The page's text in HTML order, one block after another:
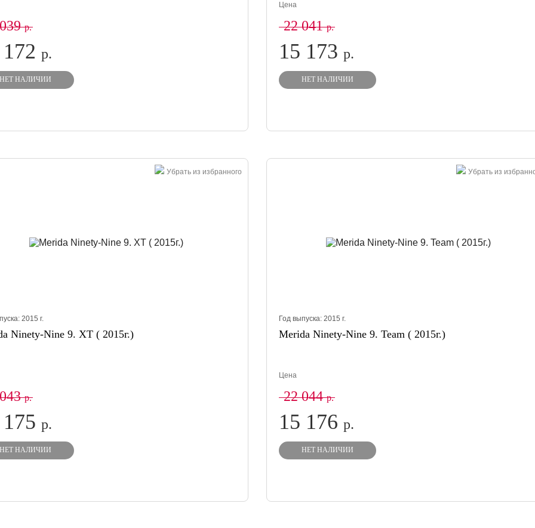
р.
172р.
НЕТ НАЛИЧИИ
Цена
22 041р.
15 173 р.
НЕТ НАЛИЧИИ
Убрать из избранного
2015г.
Ninety-Nine 9. XT ( 2015г.)
р.
175р.
НЕТ НАЛИЧИИ
Убрать из
Год выпуска: 2015 г.
Merida Ninety-Nine 9. Team ( 2015г.)
Цена
22 044р.
15 176 р.
НЕТ НАЛИЧИИ